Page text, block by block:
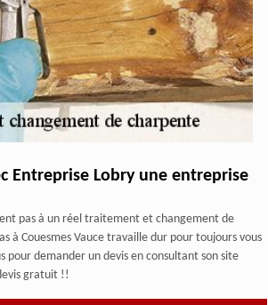
Entreprise Lobry une entreprise
pas à un réel traitement et changement de
Couesmes Vauce travaille dur pour toujours vous
pour demander un devis en consultant son site
gratuit !!